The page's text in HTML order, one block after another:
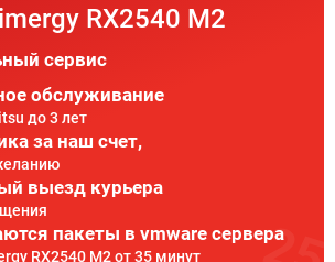
RX2540 M2
сервис
обслуживание
до 3 лет
за наш счет,
выезд курьера
пакеты в vmware сервера
RX2540 M2 от 35 минут